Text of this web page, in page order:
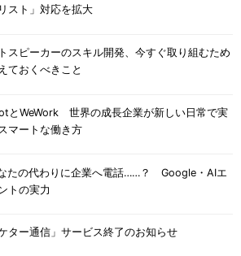
スト」対応を拡大
スピーカーのスキル開発、今すぐ取り組むため
ておくべきこと
とWeWork 世界の成長企業が新しい日常で実
マートな働き方
たの代わりに企業へ電話……？ Google・AIエ
トの実力
ケター通信」サービス終了のお知らせ